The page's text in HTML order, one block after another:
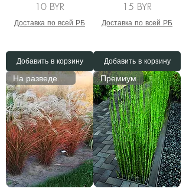
Цена
10 BYR
Доставка по всей РБ
Добавить в корзину
Цена
15 BYR
Доставка по всей РБ
Добавить в корзину
На разведении Премиум